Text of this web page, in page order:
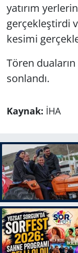
yatırım
gerçekleştirdi
kesimi
Tören
sonlandı.
Kaynak: İHA